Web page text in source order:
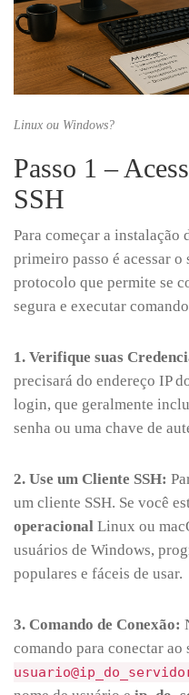
Linux ou Windows?
Passo 1 –
SSH
Para começar a instalação
primeiro passo é acessar
protocolo que permite se
segura e executar
1. Verifique suas
precisará do endereço IP
login, que geralmente
senha ou uma chave de
2. Use um Cliente SSH:
um cliente SSH. Se você
operacional Linux ou
usuários de Windows,
populares e fáceis de usar.
3. Comando de Conexão:
comando para conectar ao